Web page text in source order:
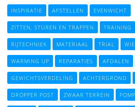
INSPIRATIE AFSTELLEN EVENWICHT
ZITTEN, STUREN EN TRAPPEN TRAINING
RIJTECHNIEK MATERIAAL TRIAL
WARMING UP REPARATIES AFDALEN
GEWICHTSVERDELING ACHTERGROND
DROPPER POST ZWAAR TERREIN